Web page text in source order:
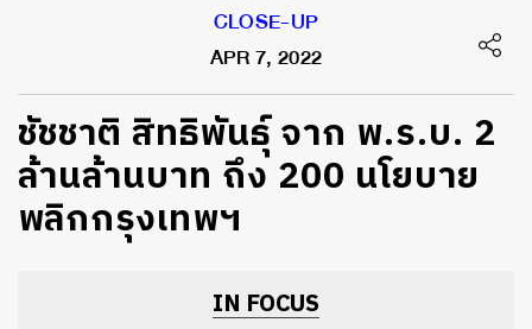
CLOSE-UP
APR 7, 2022
ชัชชาติ สิทธิพันธ์ุ จาก พ.ร.บ. 2
ล้านล้านบาท ถึง 200 นโยบาย
พลิกกรุงเทพฯ
IN FOCUS